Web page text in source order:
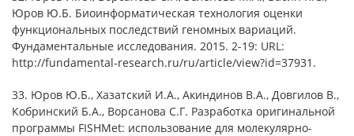
Юров Ю.Б. Биоинформатическая технология оценки
функциональных последствий геномных вариаций.
Фундаментальные исследования. 2015. 2-19: URL:
http://fundamental-research.ru/ru/article/view?id=37931.
33. Юров Ю.Б., Хазатский И.А., Акиндинов В.А., Довгилов В.,
Кобринский Б.А., Ворсанова С.Г. Разработка оригинальной
программы FISHMet: использование для молекулярно-